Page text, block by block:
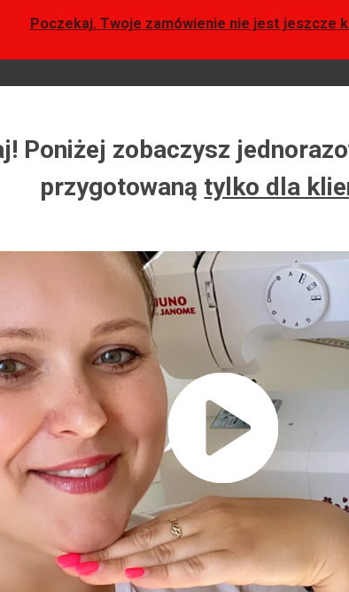
Poczekaj. Twoje zamówienie nie jest jeszcze
Poniżej zobaczysz
przygotowaną tylko dla